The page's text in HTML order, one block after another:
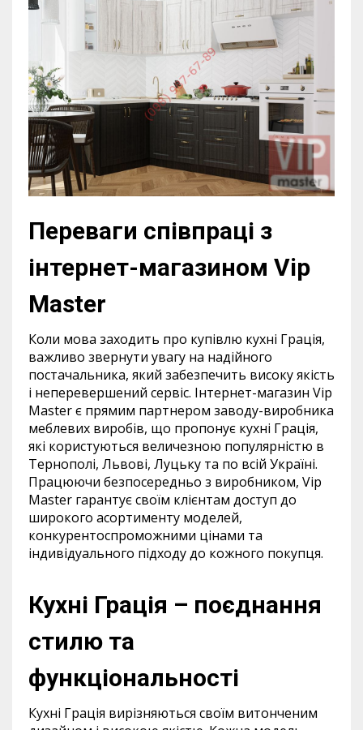
Переваги співпраці з
інтернет-магазином Vip
Master
Коли мова заходить про купівлю кухні Грація,
важливо звернути увагу на надійного
постачальника, який забезпечить високу якість
і неперевершений сервіс. Інтернет-магазин Vip
Master є прямим партнером заводу-виробника
меблевих виробів, що пропонує кухні Грація,
які користуються величезною популярністю в
Тернополі, Львові, Луцьку та по всій Україні.
Працюючи безпосередньо з виробником, Vip
Master гарантує своїм клієнтам доступ до
широкого асортименту моделей,
конкурентоспроможними цінами та
індивідуального підходу до кожного покупця.
Кухні Грація – поєднання
стилю та
функціональності
Кухні Грація вирізняються своїм витонченим